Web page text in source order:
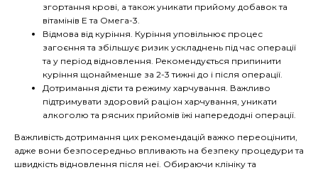
згортання крові, а також уникати прийому добавок та
вітамінів Е та Омега-3.
Відмова від куріння. Куріння уповільнює процес
загоєння та збільшує ризик ускладнень під час операції
та у період відновлення. Рекомендується припинити
куріння щонайменше за 2-3 тижні до і після операції.
Дотримання дієти та режиму харчування. Важливо
підтримувати здоровий раціон харчування, уникати
алкоголю та рясних прийомів їжі напередодні операції.
Важливість дотримання цих рекомендацій важко переоцінити,
адже вони безпосередньо впливають на безпеку процедури та
швидкість відновлення після неї. Обираючи клініку та